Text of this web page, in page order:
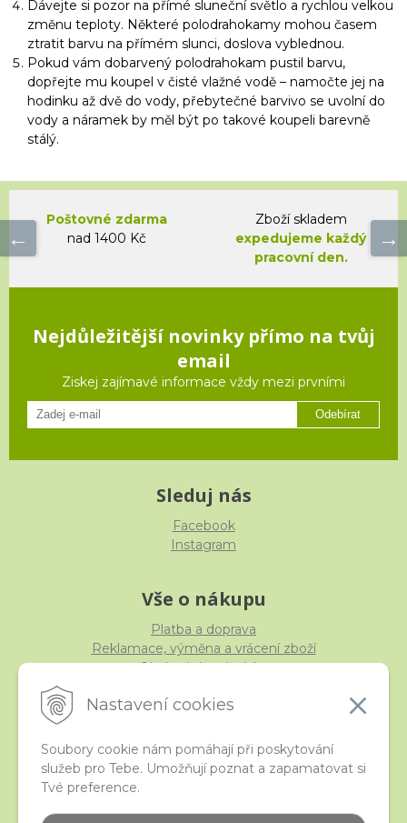
Nastavení cookies
Soubory cookie nám pomáhají při poskytování
služeb pro Tebe. Umožňují poznat a zapamatovat si
Tvé preference.
Dávejte si pozor na přímé sluneční světlo a rychlou velkou
změnu teploty. Některé polodrahokamy mohou časem
ztratit barvu na přímém slunci, doslova vyblednou.
Pokud vám dobarvený polodrahokam pustil barvu,
dopřejte mu koupel v čisté vlažné vodě – namočte jej na
hodinku až dvě do vody, přebytečné barvivo se uvolní do
vody a náramek by měl být po takové koupeli barevně
stálý.
Poštovné zdarma
nad 1400 Kč
Zboží skladem
expedujeme každý
pracovní den.
Nejdůležitější novinky přímo na tvůj
email
Ziskej zajímavé informace vždy mezi prvními
Odebírat
Sleduj nás
Facebook
Instagram
Vše o nákupu
Platba a doprava
Reklamace, výměna a vrácení zboží
Obchodní podmínky
iStraka